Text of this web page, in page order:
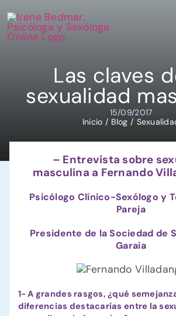
al
contenido
Las claves
sexualidad
15/09/2017
Inicio
Blog
– Entrevista sobre
masculina a Fernando
Psicólogo Clínico-Sexólogo y
Pareja
Presidente de la Sociedad de
Garaia
1- A grandes rasgos, ¿qué
diferencias destacarías entre la